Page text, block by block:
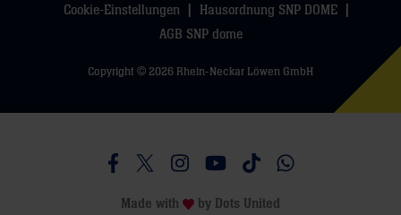
Cookie-Einstellungen
Hausordnung SNP DOME
AGB SNP dome
Copyright © 2026 Rhein-Neckar Löwen GmbH
Besucht uns auf Facebook
Besucht uns auf Twitter
Besucht uns auf Instagram
Besucht uns auf Youtube
Besucht uns auf
Besucht uns auf
Made with by Dots United